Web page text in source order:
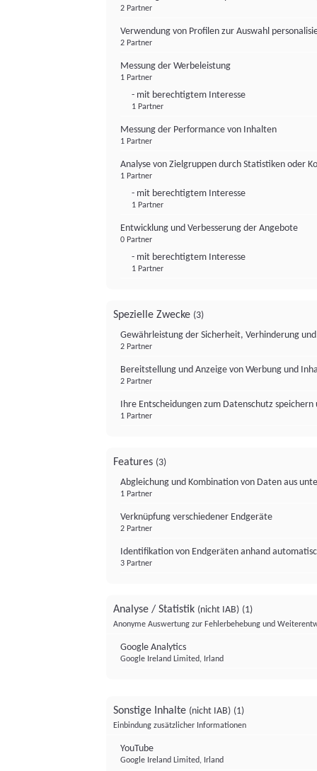
2 Partner
Verwendung von Profilen zur Auswahl
2 Partner
Messung der Werbeleistung
1 Partner
- mit berechtigtem Interesse
1 Partner
Messung der Performance von Inhalten
1 Partner
Analyse von Zielgruppen durch Statistiken oder
1 Partner
- mit berechtigtem Interesse
1 Partner
Entwicklung und Verbesserung der Angebote
0 Partner
- mit berechtigtem Interesse
1 Partner
Spezielle Zwecke (3)
Gewährleistung der Sicherheit, Verhinderung
2 Partner
Bereitstellung und Anzeige von Werbung und
2 Partner
Ihre Entscheidungen zum Datenschutz
1 Partner
Features (3)
Abgleichung und Kombination von Daten aus
1 Partner
Verknüpfung verschiedener Endgeräte
2 Partner
Identifikation von Endgeräten anhand
3 Partner
Analyse / Statistik (nicht IAB) (1)
Anonyme Auswertung zur Fehlerbehebung und
Google Analytics
Google Ireland Limited, Irland
Sonstige Inhalte (nicht IAB) (1)
Einbindung zusätzlicher Informationen
YouTube
Google Ireland Limited, Irland